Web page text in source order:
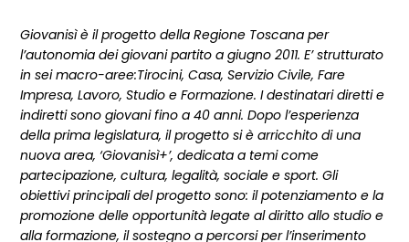
Giovanisì è il progetto della Regione Toscana per
l’autonomia dei giovani partito a giugno 2011. E’ strutturato
in sei macro-aree:Tirocini, Casa, Servizio Civile, Fare
Impresa, Lavoro, Studio e Formazione. I destinatari diretti e
indiretti sono giovani fino a 40 anni. Dopo l’esperienza
della prima legislatura, il progetto si è arricchito di una
nuova area, ‘Giovanisì+’, dedicata a temi come
partecipazione, cultura, legalità, sociale e sport. Gli
obiettivi principali del progetto sono: il potenziamento e la
promozione delle opportunità legate al diritto allo studio e
alla formazione, il sostegno a percorsi per l’inserimento